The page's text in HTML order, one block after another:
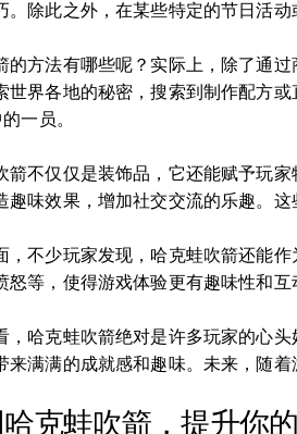
。除此之外，在某些特定的节日活
的方法有哪些呢？实际上，除了通
世界各地的秘密，搜索到制作配方
一员。
箭不仅仅是装饰品，它还能赋予玩
趣味效果，增加社交交流的乐趣。
，不少玩家发现，哈克蛙吹箭还能
怒等，使得游戏体验更有趣味性和
，哈克蛙吹箭绝对是许多玩家的心
来满满的成就感和趣味。未来，随
克蛙吹箭，提升你